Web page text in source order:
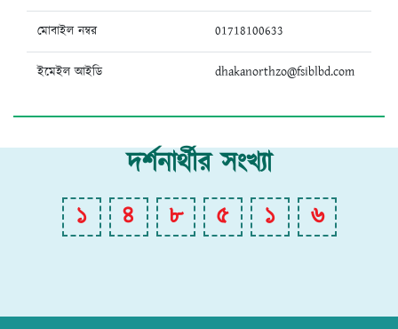
মোবাইল নম্বর 01718100633
ইমেইল আইডি dhakanorthzo@fsiblbd.com
দর্শনার্থীর সংখ্যা
১ ৪ ৮ ৫ ১ ৬